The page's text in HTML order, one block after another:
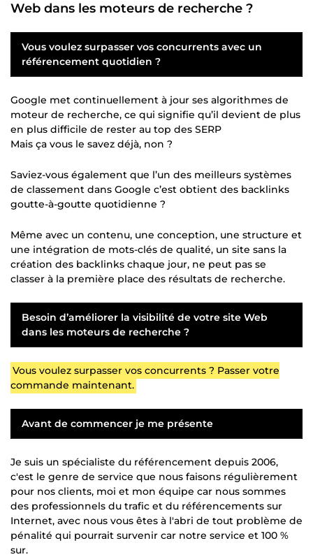
Web dans les moteurs de recherche ?
Vous voulez surpasser vos concurrents avec un
référencement quotidien ?
Google met continuellement à jour ses algorithmes de
moteur de recherche, ce qui signifie qu’il devient de plus
en plus difficile de rester au top des SERP
Mais ça vous le savez déjà, non ?
Saviez-vous également que l’un des meilleurs systèmes
de classement dans Google c’est obtient des backlinks
goutte-à-goutte quotidienne ?
Même avec un contenu, une conception, une structure et
une intégration de mots-clés de qualité, un site sans la
création des backlinks chaque jour, ne peut pas se
classer à la première place des résultats de recherche.
Besoin d’améliorer la visibilité de votre site Web
dans les moteurs de recherche ?
Vous voulez surpasser vos concurrents ? Passer votre
commande maintenant.
Avant de commencer je me présente
Je suis un spécialiste du référencement depuis 2006,
c'est le genre de service que nous faisons régulièrement
pour nos clients, moi et mon équipe car nous sommes
des professionnels du trafic et du référencements sur
Internet, avec nous vous êtes à l'abri de tout problème de
pénalité qui pourrait survenir car notre service et 100 %
sur.